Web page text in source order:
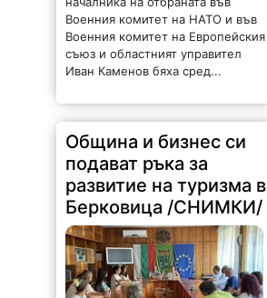
Военния комитет на НАТО и във
Военния комитет на Европейския
съюз и областният управител
Иван Каменов бяха сред...
Община и бизнес си
подават ръка за
развитие на туризма в
Берковица /СНИМКИ/